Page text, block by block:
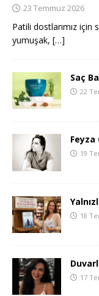
23 Temmuz 2026
Patili dostlarımız için
yumuşak, […]
Saç
22
Feyza
19
18
17